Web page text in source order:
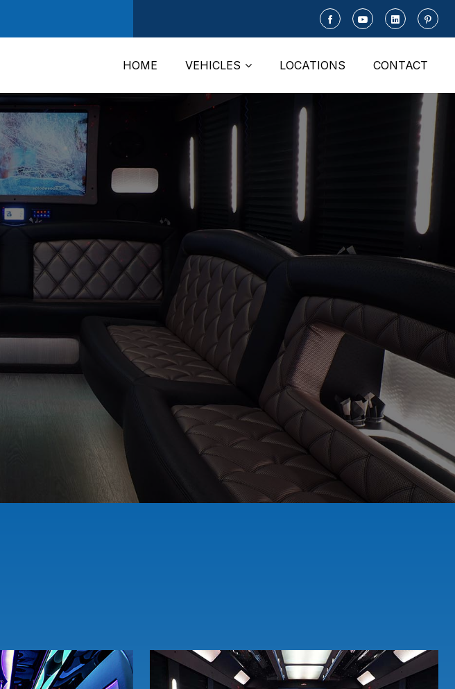
HOME VEHICLES LOCATIONS CONTACT